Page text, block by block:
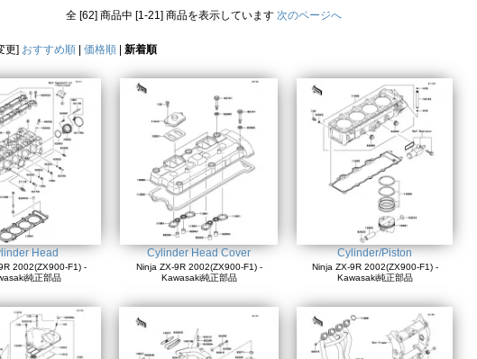
全 [62] 商品中 [1-21] 商品を表示しています 次のページへ
更] おすすめ順 価格順 新着順
Head
2002(ZX900-F1) -
純正部品
Cylinder Head Cover
Ninja ZX-9R 2002(ZX900-F1) -
Kawasaki純正部品
Cylinder/Piston
Ninja ZX-9R 2002(ZX900-F1) -
Kawasaki純正部品